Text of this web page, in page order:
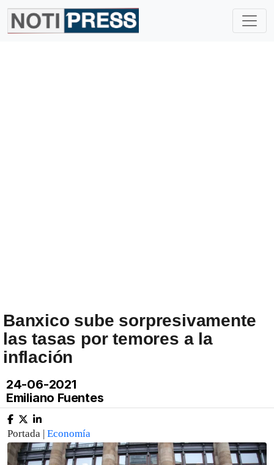
Banxico sube sorpresivamente
las tasas por temores a la
inflación
24-06-2021
Emiliano Fuentes
Portada | Economía